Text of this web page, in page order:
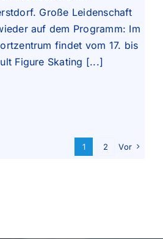
Große Leidenschaft
auf dem Programm: Im
findet vom 17. bis
Figure Skating [...]
1 2 Vor